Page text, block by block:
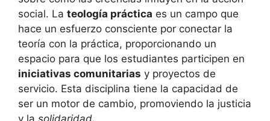
social. La teología práctica es un campo que
hace un esfuerzo consciente por conectar la
teoría con la práctica, proporcionando un
espacio para que los estudiantes participen en
iniciativas comunitarias y proyectos de
servicio. Esta disciplina tiene la capacidad de
ser un motor de cambio, promoviendo la justicia